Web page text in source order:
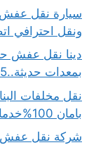
ونقل احترافي
دينا نقل عفش
بمعدات حديثة..15%خصم على خدمةالتغليف
نقل مخلفات
بامان 100%خدمات سريعة 24ساعة